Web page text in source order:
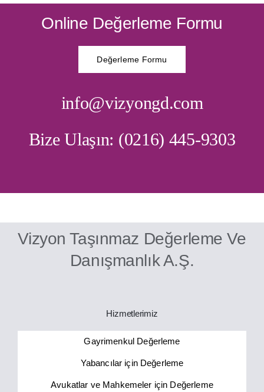
Online Değerleme Formu
Değerleme Formu
info@vizyongd.com
Bize Ulaşın: (0216) 445-9303
Vizyon Taşınmaz Değerleme Ve
Danışmanlık A.Ş.
Hizmetlerimiz
Gayrimenkul Değerleme
Yabancılar için Değerleme
Avukatlar ve Mahkemeler için Değerleme